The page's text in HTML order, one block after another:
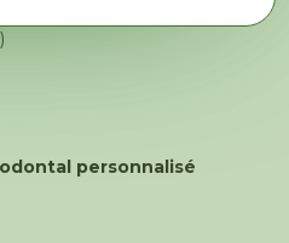
personnalisé